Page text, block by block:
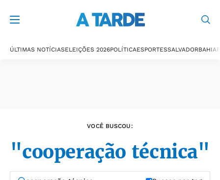
ÚLTIMAS NOTÍCIASELEIÇÕES 2026POLÍTICAESPORTESSALVADORBAHIA
VOCÊ BUSCOU:
"cooperação técnica"